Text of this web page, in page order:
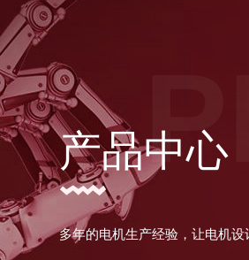
产品中心
多年的电机生产经验，让电机